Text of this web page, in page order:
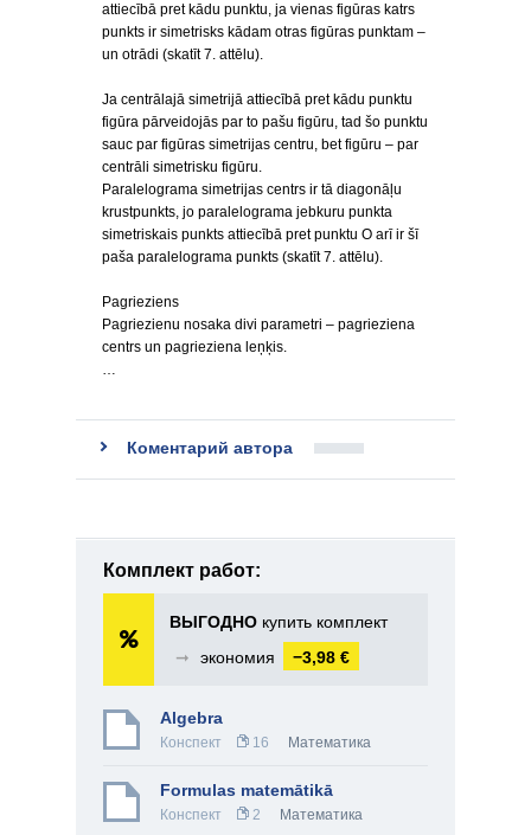
attiecībā pret kādu punktu, ja vienas figūras katrs
punkts ir simetrisks kādam otras figūras punktam –
un otrādi (skatīt 7. attēlu).
Ja centrālajā simetrijā attiecībā pret kādu punktu
figūra pārveidojās par to pašu figūru, tad šo punktu
sauc par figūras simetrijas centru, bet figūru – par
centrāli simetrisku figūru.
Paralelograma simetrijas centrs ir tā diagonāļu
krustpunkts, jo paralelograma jebkuru punkta
simetriskais punkts attiecībā pret punktu O arī ir šī
paša paralelograma punkts (skatīt 7. attēlu).
Pagrieziens
Pagriezienu nosaka divi parametri – pagrieziena
centrs un pagrieziena leņķis.
…
Коментарий автора
Комплект работ:
ВЫГОДНО купить комплект
➞
экономия −3,98 €
Algebra
Конспект 16 Математика
Formulas matemātikā
Конспект 2 Математика